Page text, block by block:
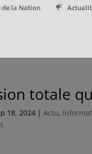
de la Nation
totale
18, 2024 |Actu,